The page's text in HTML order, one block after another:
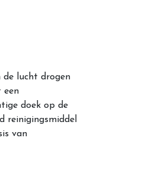
de lucht drogen
een
doek op de
reinigingsmiddel
van